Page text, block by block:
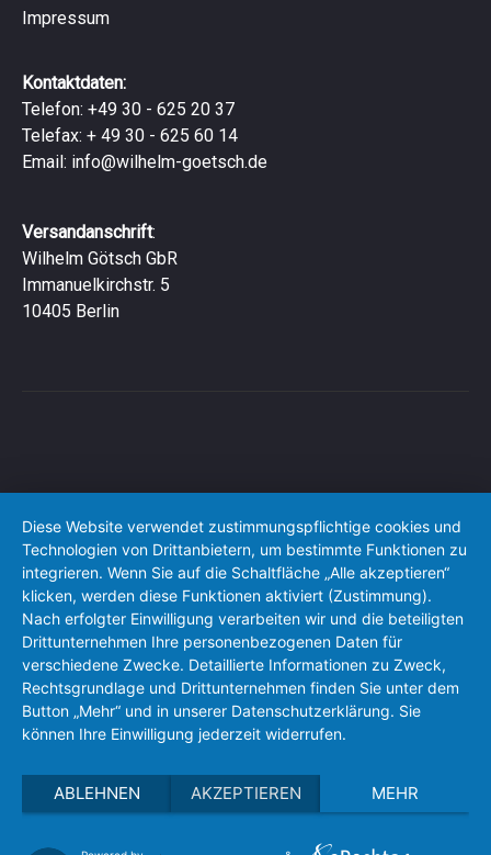
Impressum
Kontaktdaten:
Telefon: +49 30 - 625 20 37
Telefax: + 49 30 - 625 60 14
Email: info@wilhelm-goetsch.de
Versandanschrift:
Wilhelm Götsch GbR
Immanuelkirchstr. 5
10405 Berlin
Diese Website verwendet zustimmungspflichtige cookies und
Technologien von Drittanbietern, um bestimmte Funktionen zu
integrieren. Wenn Sie auf die Schaltfläche „Alle akzeptieren“
klicken, werden diese Funktionen aktiviert (Zustimmung).
Nach erfolgter Einwilligung verarbeiten wir und die beteiligten
Drittunternehmen Ihre personenbezogenen Daten für
verschiedene Zwecke. Detaillierte Informationen zu Zweck,
Rechtsgrundlage und Drittunternehmen finden Sie unter dem
Button „Mehr“ und in unserer Datenschutzerklärung. Sie
können Ihre Einwilligung jederzeit widerrufen.
ABLEHNEN AKZEPTIEREN MEHR